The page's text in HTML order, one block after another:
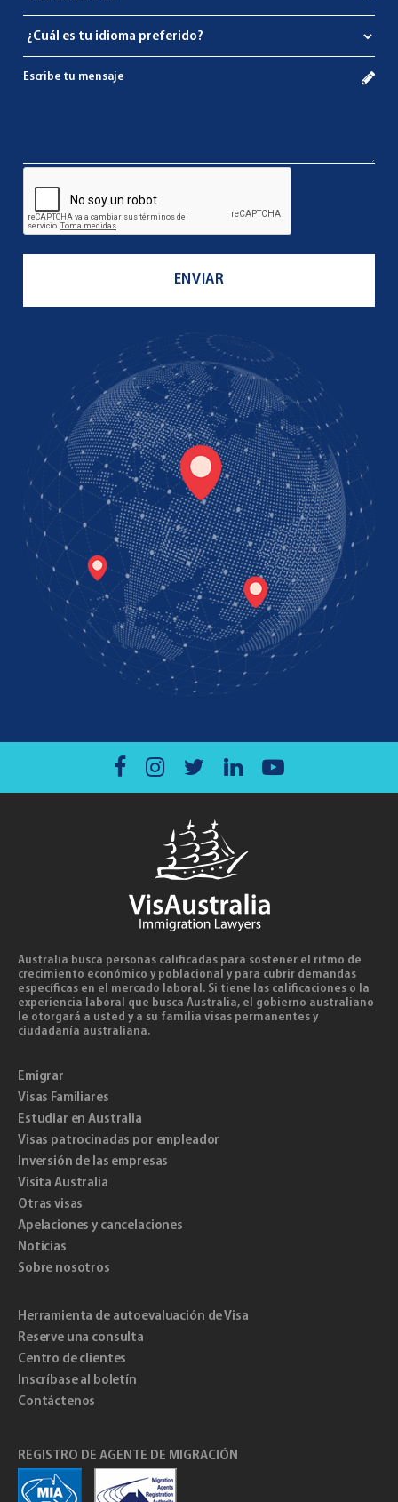
Australia busca personas calificadas para sostener el ritmo de
crecimiento económico y poblacional y para cubrir demandas
específicas en el mercado laboral. Si tiene las calificaciones o la
experiencia laboral que busca Australia, el gobierno australiano
le otorgará a usted y a su familia visas permanentes y
ciudadanía australiana.
Emigrar
Visas Familiares
Estudiar en Australia
Visas patrocinadas por empleador
Inversión de las empresas
Visita Australia
Otras visas
Apelaciones y cancelaciones
Noticias
Sobre nosotros
Herramienta de autoevaluación de Visa
Reserve una consulta
Centro de clientes
Inscríbase al boletín
Contáctenos
REGISTRO DE AGENTE DE MIGRACIÓN